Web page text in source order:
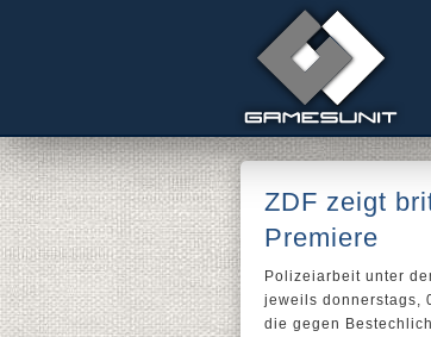
ZDF zeigt
Premiere
Polizeiarbeit unter
jeweils donnerstags,
die gegen